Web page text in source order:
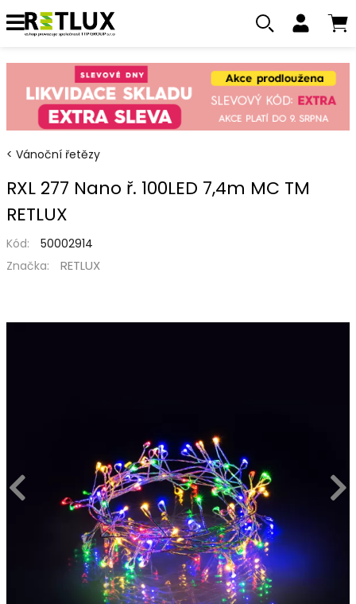
Vánoční řetězy
RXL 277 Nano ř. 100LED 7,4m MC TM
RETLUX
Kód:
50002914
Značka:
RETLUX